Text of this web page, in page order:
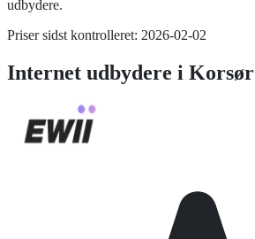
udbydere.
Priser sidst kontrolleret: 2026-02-02
Internet udbydere i Korsør